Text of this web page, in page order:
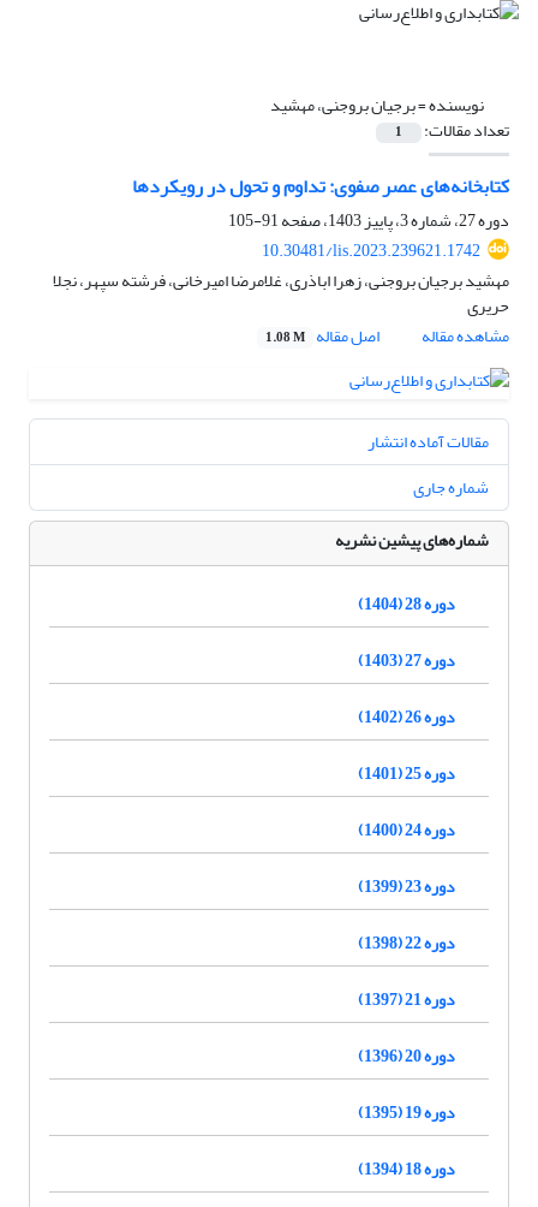
نویسنده =برجیان بروجنی، مهشید
تعداد مقالات: 1
کتابخانه‌های عصر صفوی: تداوم و تحول در رویکردها
دوره 27، شماره 3، پاییز 1403، صفحه
91-105
10.30481/lis.2023.239621.1742
مهشید برجیان بروجنی، زهرا اباذری، غلامرضا امیرخانی، فرشته سپهر، نجلا
حریری
مشاهده مقاله
اصل مقاله 1.08 M
مقالات آماده انتشار
شماره جاری
شماره‌های پیشین نشریه
دوره 28 (1404)
دوره 27 (1403)
دوره 26 (1402)
دوره 25 (1401)
دوره 24 (1400)
دوره 23 (1399)
دوره 22 (1398)
دوره 21 (1397)
دوره 20 (1396)
دوره 19 (1395)
دوره 18 (1394)